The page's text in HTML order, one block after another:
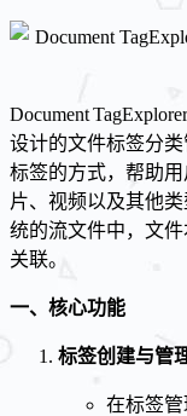
Document
设计的文件标签分
标签的方式，帮助
片、视频以及其他
统的流文件中，文
关联。
一、核心功能
标签创建与管
在标签